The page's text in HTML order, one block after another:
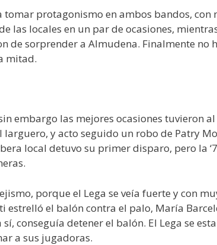
protagonismo en ambos bandos, con
las locales en un par de ocasiones,
de sorprender a Almudena. Finalmente no
mitad.
embargo las mejores ocasiones tuvieron
y acto seguido un robo de Patry
local detuvo su primer disparo, pero la
porque el Lega se veía fuerte y con
el balón contra el palo, María
conseguía detener el balón. El Lega se
a sus jugadoras.